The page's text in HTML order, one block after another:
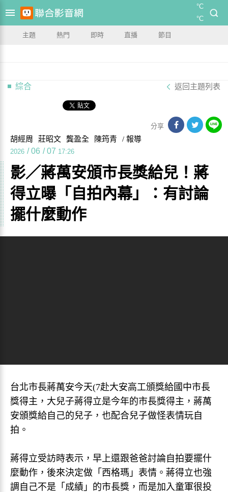
°C
°C
主題 熱門 即時 直播 節目
綜合 返回主題列表
分享
胡經周 莊昭文 龔盈全 陳筠青 / 報導
2026 / 06 / 07 17:26
影／蔣萬安頒市長獎給兒！蔣
得立曝「自拍內幕」：有討論
擺什麼動作
台北市長蔣萬安今天(7赴大安高工頒獎給國中市長
獎得主，大兒子蔣得立是今年的市長獎得主，蔣萬
安頒獎給自己的兒子，也配合兒子做怪表情玩自
拍。
蔣得立受訪時表示，早上還跟爸爸討論自拍要擺什
麼動作，後來決定做「西格瑪」表情。蔣得立也強
調自己不是「成績」的市長獎，而是加入童軍很投